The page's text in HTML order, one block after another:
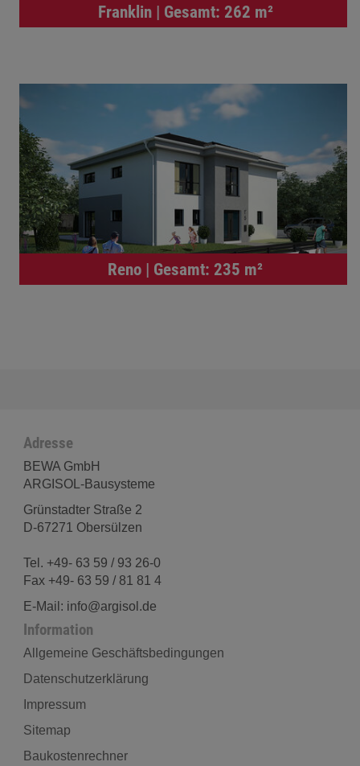
Franklin | Gesamt: 262 m²
Reno | Gesamt: 235 m²
Adresse
BEWA GmbH
ARGISOL-Bausysteme
Grünstadter Straße 2
D-67271 Obersülzen
Tel. +49- 63 59 / 93 26-0
Fax +49- 63 59 / 81 81 4
E-Mail: info@argisol.de
Information
Allgemeine Geschäftsbedingungen
Datenschutzerklärung
Impressum
Sitemap
Baukostenrechner